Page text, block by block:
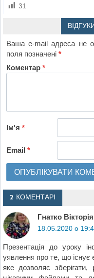
31
Ваша e-mail адреса не
поля позначені*
Коментар*
Ім'я*
Email*
2 КОМЕНТАРІ
Гнатко Вікторія
18.05.2020 о
Презентація до уроку
уявлення про те, що існує
яке дозволяє